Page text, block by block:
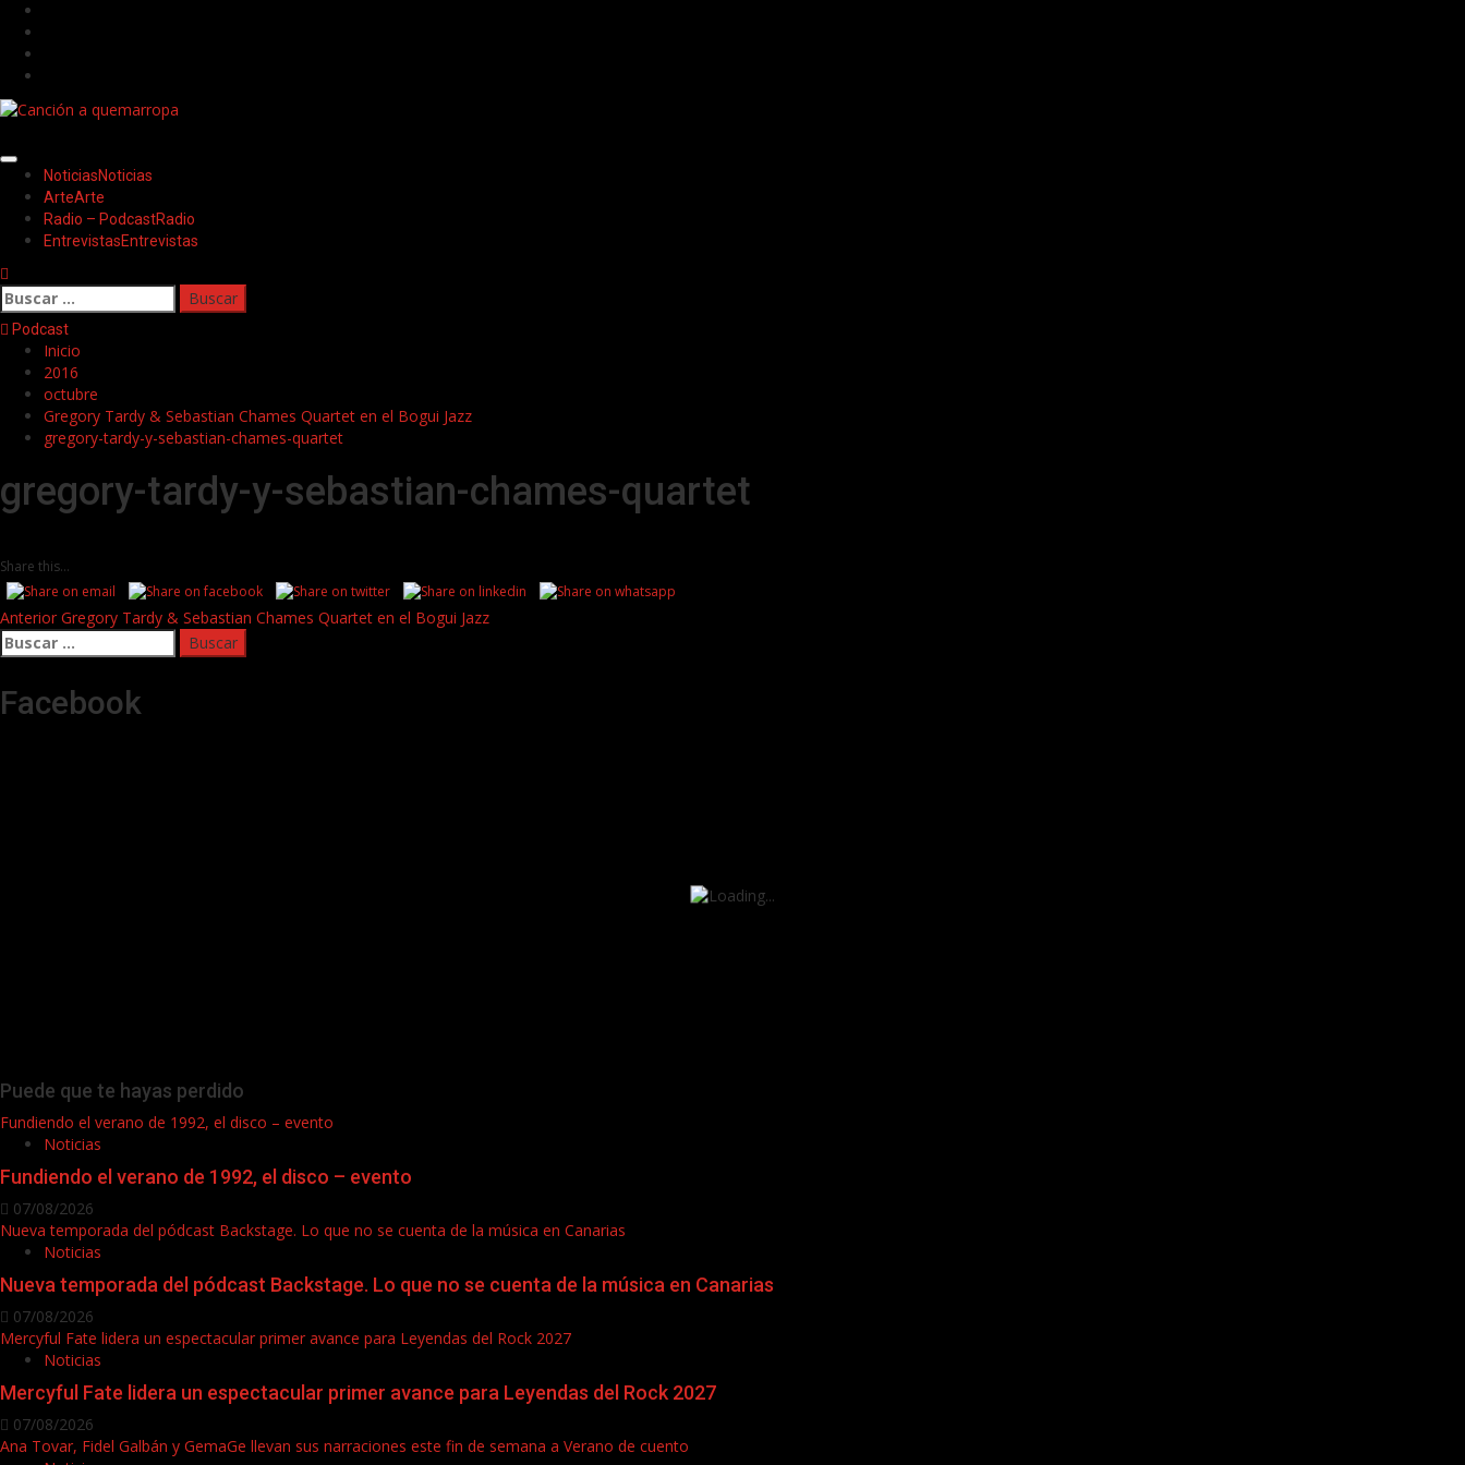
Saltar
contenido
Menú
principal
NoticiasNoticias
ArteArte
Radio – PodcastRadio
EntrevistasEntrevistas
Buscar:
Podcast
Inicio
2016
octubre
Gregory Tardy & Sebastian Chames Quartet en el Bogui Jazz
gregory-tardy-y-sebastian-chames-quartet
gregory-tardy-y-sebastian-chames-quartet
Share this...
Post
navigation
Anterior Gregory Tardy & Sebastian Chames Quartet en el Bogui Jazz
Buscar:
Facebook
Puede que te hayas perdido
Fundiendo el verano de 1992, el disco – evento
Noticias
Fundiendo el verano de 1992, el disco – evento
07/08/2026
Nueva temporada del pódcast Backstage. Lo que no se cuenta de la música en Canarias
Noticias
Nueva temporada del pódcast Backstage. Lo que no se cuenta de la música en Canarias
07/08/2026
Mercyful Fate lidera un espectacular primer avance para Leyendas del Rock 2027
Noticias
Mercyful Fate lidera un espectacular primer avance para Leyendas del Rock 2027
07/08/2026
Ana Tovar, Fidel Galbán y GemaGe llevan sus narraciones este fin de semana a Verano de cuento